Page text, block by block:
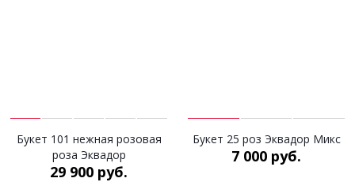
Букет 101 нежная розовая
роза Эквадор
29 900 руб.
Букет 25 роз Эквадор Микс
7 000 руб.